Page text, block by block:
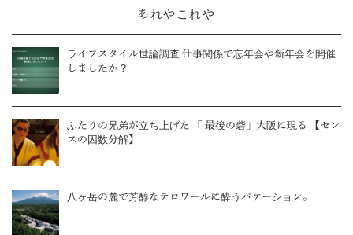
あれやこれや
ライフスタイル世論調査 仕事関係で忘年会や新年会を開催
しましたか？
ふたりの兄弟が立ち上げた 「 最後の砦」大阪に現る 【セン
スの因数分解】
八ヶ岳の麓で芳醇なテロワールに酔うバケーション。